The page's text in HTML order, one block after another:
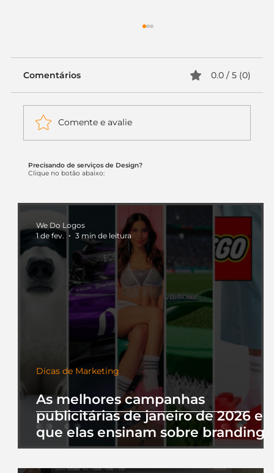
Precisando de serviços de Design?
Clique no botão abaixo:
As melhores campanhas
publicitárias de janeiro de 2026 e
que elas ensinam sobre branding
Dicas de Marketing
We Do Logos
1 de fev.
3 min de leitura
Logomarca e identidade visual para
Comentários 0.0 / 5 (0)
Comente e avalie